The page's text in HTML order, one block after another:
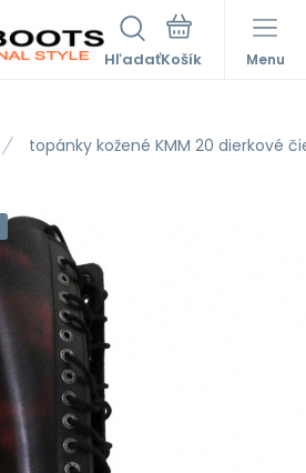
Hľadať Menu
topánky kožené KMM 20 dierkové